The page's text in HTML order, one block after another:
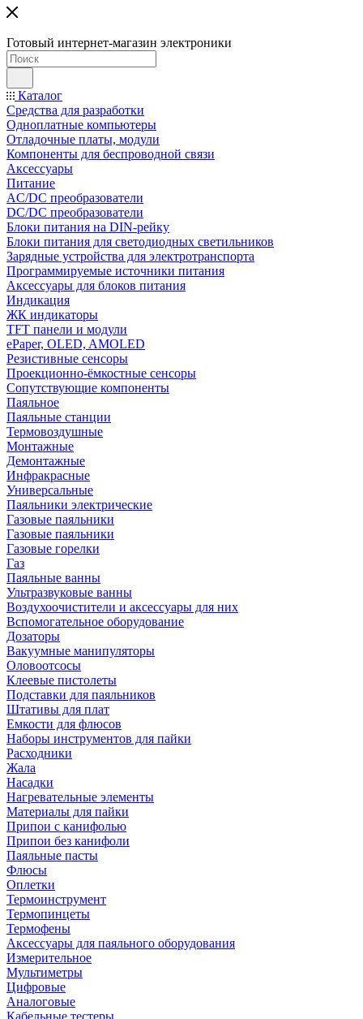
Готовый интернет-магазин электроники
Каталог
Средства для разработки
Одноплатные компьютеры
Отладочные платы, модули
Компоненты для беспроводной связи
Аксессуары
Питание
AC/DC преобразователи
DC/DC преобразователи
Блоки питания на DIN-рейку
Блоки питания для светодиодных светильников
Зарядные устройства для электротранспорта
Программируемые источники питания
Аксессуары для блоков питания
Индикация
ЖК индикаторы
TFT панели и модули
ePaper, OLED, AMOLED
Резистивные сенсоры
Проекционно-ёмкостные сенсоры
Сопутствующие компоненты
Паяльное
Паяльные станции
Термовоздушные
Монтажные
Демонтажные
Инфракрасные
Универсальные
Паяльники электрические
Газовые паяльники
Газовые паяльники
Газовые горелки
Газ
Паяльные ванны
Ультразвуковые ванны
Воздухоочистители и аксессуары для них
Вспомогательное оборудование
Дозаторы
Вакуумные манипуляторы
Оловоотсосы
Клеевые пистолеты
Подставки для паяльников
Штативы для плат
Емкости для флюсов
Наборы инструментов для пайки
Расходники
Жала
Насадки
Нагревательные элементы
Материалы для пайки
Припои с канифолью
Припои без канифоли
Паяльные пасты
Флюсы
Оплетки
Термоинструмент
Термопинцеты
Термофены
Аксессуары для паяльного оборудования
Измерительное
Мультиметры
Цифровые
Аналоговые
Кабельные тестеры